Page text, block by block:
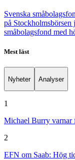
Svenska
på Stockholmsbörsen
småbolagsfond med
Mest läst
Nyheter Analyser
1
Michael Burry varnar
2
EFN om Saab: Hög